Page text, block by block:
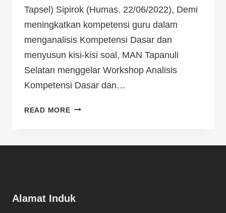
Tapsel) Sipirok (Humas. 22/06/2022), Demi
meningkatkan kompetensi guru dalam
menganalisis Kompetensi Dasar dan
menyusun kisi-kisi soal, MAN Tapanuli
Selatan menggelar Workshop Analisis
Kompetensi Dasar dan…
READ MORE
Alamat Induk